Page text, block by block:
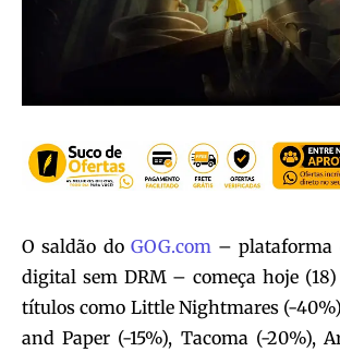
O saldão do GOG.com– plataforma
digital sem DRM – começa hoje
títulos como Little Nightmares (-
and Paper (-15%), Tacoma (-20%),